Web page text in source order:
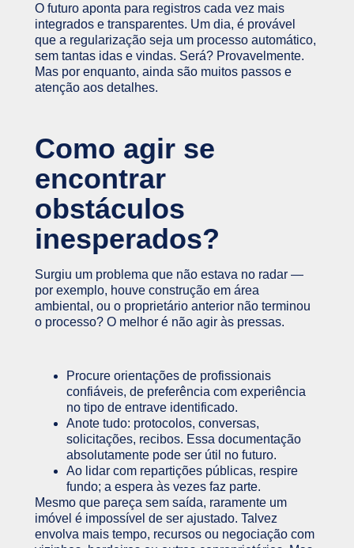
O futuro aponta para registros cada vez mais
integrados e transparentes. Um dia, é provável
que a regularização seja um processo automático,
sem tantas idas e vindas. Será? Provavelmente.
Mas por enquanto, ainda são muitos passos e
atenção aos detalhes.
Como agir se
encontrar
obstáculos
inesperados?
Surgiu um problema que não estava no radar —
por exemplo, houve construção em área
ambiental, ou o proprietário anterior não terminou
o processo? O melhor é não agir às pressas.
Procure orientações de profissionais
confiáveis, de preferência com experiência
no tipo de entrave identificado.
Anote tudo: protocolos, conversas,
solicitações, recibos. Essa documentação
absolutamente pode ser útil no futuro.
Ao lidar com repartições públicas, respire
fundo; a espera às vezes faz parte.
Mesmo que pareça sem saída, raramente um
imóvel é impossível de ser ajustado. Talvez
envolva mais tempo, recursos ou negociação com